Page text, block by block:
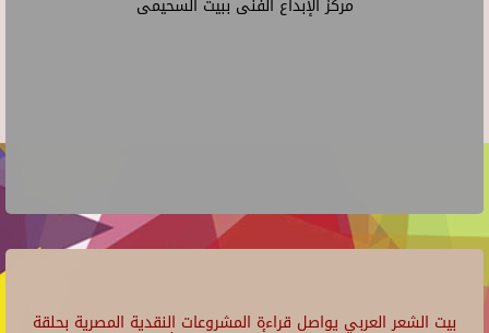
مركز الإبداع الفنى ببيت السحيمى
بيت الشعر العربي يواصل قراءة المشروعات النقدية المصرية بحلقة